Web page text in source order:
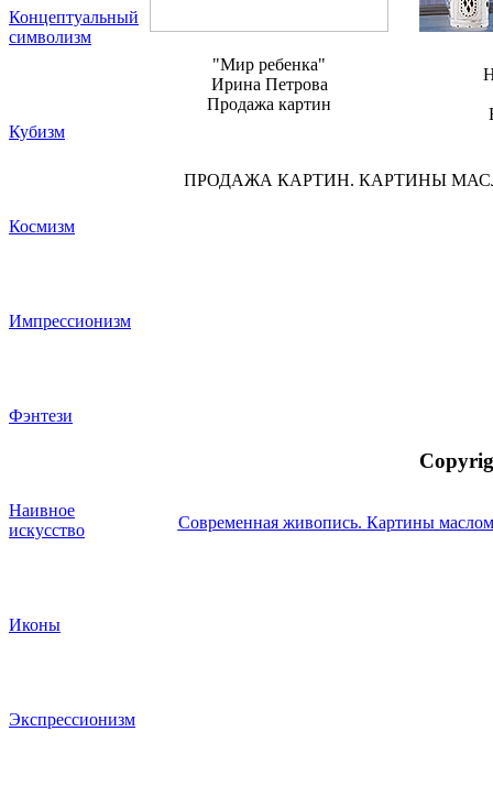
Концептуальный
символизм
Кубизм
Космизм
Импрессионизм
Фэнтези
Наивное
искусство
Иконы
Экспрессионизм
"Мир ребенка"
Ирина Петрова
Продажа картин
ПРОДАЖА КАРТИН. КАРТИНЫ
Современная живопись. Картины